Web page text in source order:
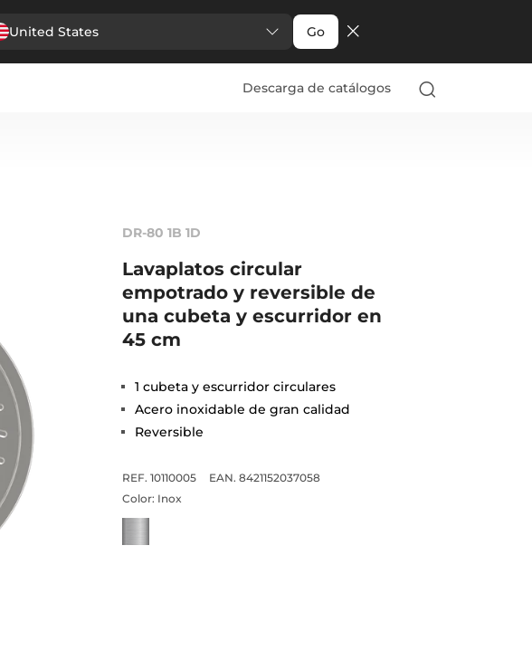
United States Go
Descarga de catálogos
DR-80 1B 1D
Lavaplatos circular
empotrado y reversible de
una cubeta y escurridor en
45 cm
1 cubeta y escurridor circulares
Acero inoxidable de gran calidad
Reversible
REF. 10110005
EAN. 8421152037058
Color: Inox